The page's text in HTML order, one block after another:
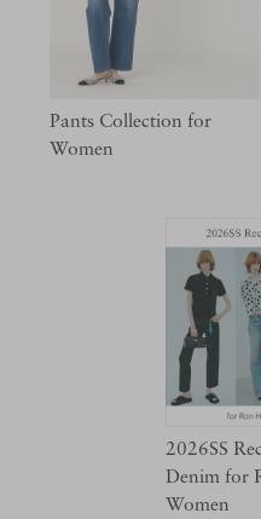
Pants Collection for
Women
2026SS
Denim for
Women